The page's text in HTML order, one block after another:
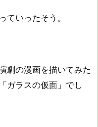
ていったそう。
劇の漫画を描いてみた
ガラスの仮面」でし